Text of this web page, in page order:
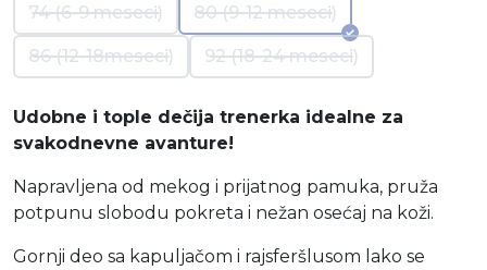
74 (6-9 meseci)
80 (9-12 meseci)
86 (12-18meseci) 92 (18-24 meseci)
Udobne i tople dečija trenerka idealne za
svakodnevne avanture!
Napravljena od mekog i prijatnog pamuka, pruža
potpunu slobodu pokreta i nežan osećaj na koži.
Gornji deo sa kapuljačom i rajsferšlusom lako se